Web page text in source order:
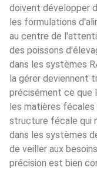
doivent développer
les formulations
au centre de
des poissons
dans les systèmes
la gérer deviennent
précisément ce que
les matières fécales
structure fécale qui
dans les systèmes
de veiller aux
précision est bien